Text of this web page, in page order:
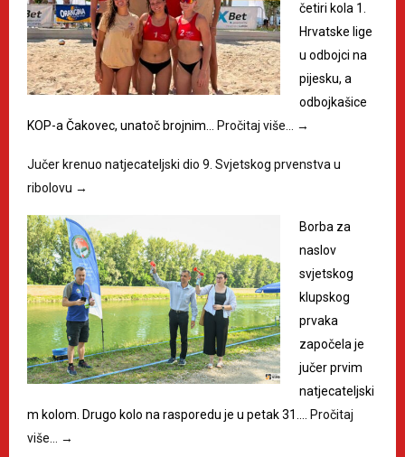
četiri kola 1.
Hrvatske lige
u odbojci na
pijesku, a
odbojkašice
KOP-a Čakovec, unatoč brojnim… Pročitaj više… →
Jučer krenuo natjecateljski dio 9. Svjetskog prvenstva u
ribolovu →
Borba za
naslov
svjetskog
klupskog
prvaka
započela je
jučer prvim
natjecateljski
m kolom. Drugo kolo na rasporedu je u petak 31.… Pročitaj
više… →